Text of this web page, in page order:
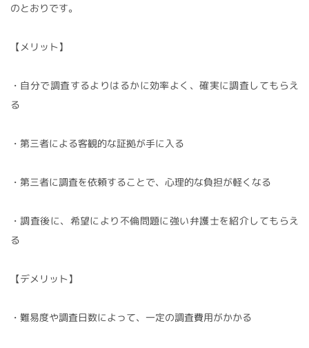
のとおりです。
【メリット】
・自分で調査するよりはるかに効率よく、確実に調査してもらえ
る
・第三者による客観的な証拠が手に入る
・第三者に調査を依頼することで、心理的な負担が軽くなる
・調査後に、希望により不倫問題に強い弁護士を紹介してもらえ
る
【デメリット】
・難易度や調査日数によって、一定の調査費用がかかる